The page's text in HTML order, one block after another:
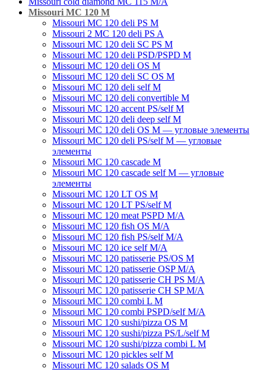
Missouri MC 120 M
Missouri MC 120 deli PS M
Missouri 2 MC 120 deli PS A
Missouri MC 120 deli SC PS M
Missouri MC 120 deli PSD/PSPD M
Missouri MC 120 deli OS M
Missouri MC 120 deli SC OS M
Missouri MC 120 deli self M
Missouri MC 120 deli convertible M
Missouri MC 120 accent PS/self M
Missouri MC 120 deli deep self M
Missouri MC 120 deli OS M — угловые элементы
Missouri MC 120 deli PS/self M — угловые
элементы
Missouri MC 120 cascade M
Missouri MC 120 cascade self M — угловые
элементы
Missouri MC 120 LT OS M
Missouri MC 120 LT PS/self M
Missouri MC 120 meat PSРD M/A
Missouri MC 120 fish OS M/A
Missouri MC 120 fish PS/self M/A
Missouri MC 120 ice self M/A
Missouri MC 120 patisserie PS/OS M
Missouri МC 120 patisserie OSP M/A
Missouri MC 120 patisserie CH PS M/A
Missouri MC 120 patisserie СН SP M/A
Missouri MC 120 combi L M
Missouri MC 120 combi PSPD/self M/A
Missouri MC 120 sushi/pizza OS M
Missouri MC 120 sushi/pizza PS/L/self M
Missouri MC 120 sushi/pizza combi L M
Missouri MC 120 pickles self M
Missouri MС 120 salads OS M